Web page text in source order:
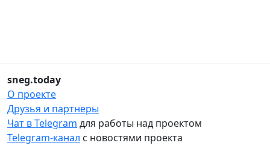
sneg.today
О проекте
Друзья и партнеры
Чат в Telegram для работы над проектом
Telegram-канал с новостями проекта